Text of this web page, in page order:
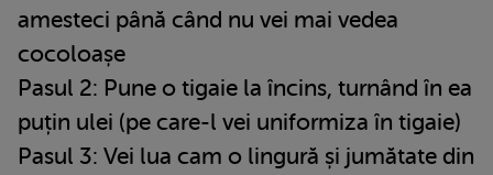
amesteci până când nu vei mai vedea
cocoloașe
Pasul 2: Pune o tigaie la încins, turnând în ea
puțin ulei (pe care-l vei uniformiza în tigaie)
Pasul 3: Vei lua cam o lingură și jumătate din